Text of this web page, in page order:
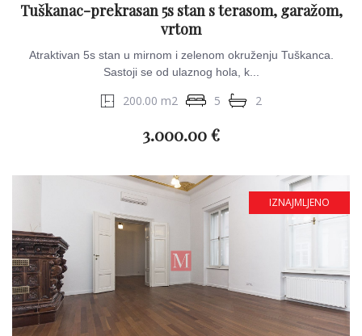
Tuškanac-prekrasan 5s stan s terasom, garažom,
vrtom
Atraktivan 5s stan u mirnom i zelenom okruženju Tuškanca.
Sastoji se od ulaznog hola, k...
200.00 m2 5 2
3.000.00 €
IZNAJMLJENO